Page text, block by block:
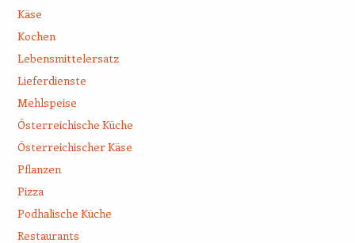
Käse
Kochen
Lebensmittelersatz
Lieferdienste
Mehlspeise
Österreichische Küche
Österreichischer Käse
Pflanzen
Pizza
Podhalische Küche
Restaurants